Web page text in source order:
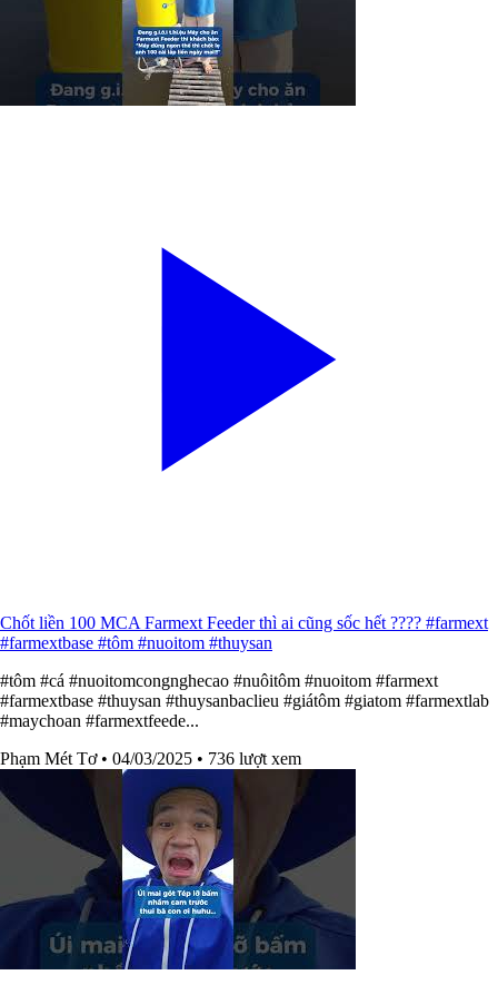
Chốt liền 100 MCA Farmext Feeder thì ai cũng sốc hết ???? #farmext
#farmextbase #tôm #nuoitom #thuysan
#tôm #cá #nuoitomcongnghecao #nuôitôm #nuoitom #farmext
#farmextbase #thuysan #thuysanbaclieu #giátôm #giatom #farmextlab
#maychoan #farmextfeede...
Phạm Mét Tơ • 04/03/2025 • 736 lượt xem